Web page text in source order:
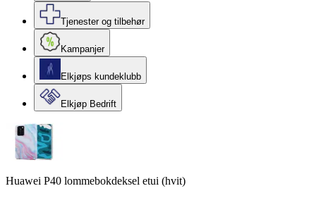
Tjenester og tilbehør
Kampanjer
Elkjøps kundeklubb
Elkjøp Bedrift
Huawei P40 lommebokdeksel etui (hvit)